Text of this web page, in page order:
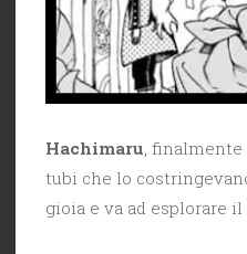
Hachimaru ,
tubi che lo
gioia e va ad esplorare il